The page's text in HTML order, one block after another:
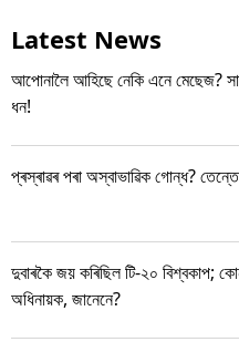
Latest News
আপোনালৈ আহিছে নেকি এনে মেছেজ?
ধন!
প্ৰস্ৰাৱৰ পৰা অস্বাভাৱিক গোন্ধ?
দুবাৰকৈ জয় কৰিছিল টি-২০ বিশ্বকাপ;
অধিনায়ক, জানেনে?